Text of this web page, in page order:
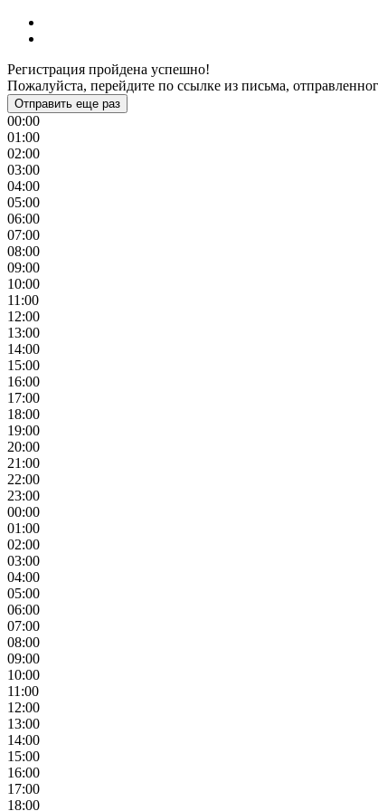
Регистрация пройдена успешно!
Пожалуйста, перейдите по ссылке из письма,
Отправить еще раз
00:00
01:00
02:00
03:00
04:00
05:00
06:00
07:00
08:00
09:00
10:00
11:00
12:00
13:00
14:00
15:00
16:00
17:00
18:00
19:00
20:00
21:00
22:00
23:00
00:00
01:00
02:00
03:00
04:00
05:00
06:00
07:00
08:00
09:00
10:00
11:00
12:00
13:00
14:00
15:00
16:00
17:00
18:00